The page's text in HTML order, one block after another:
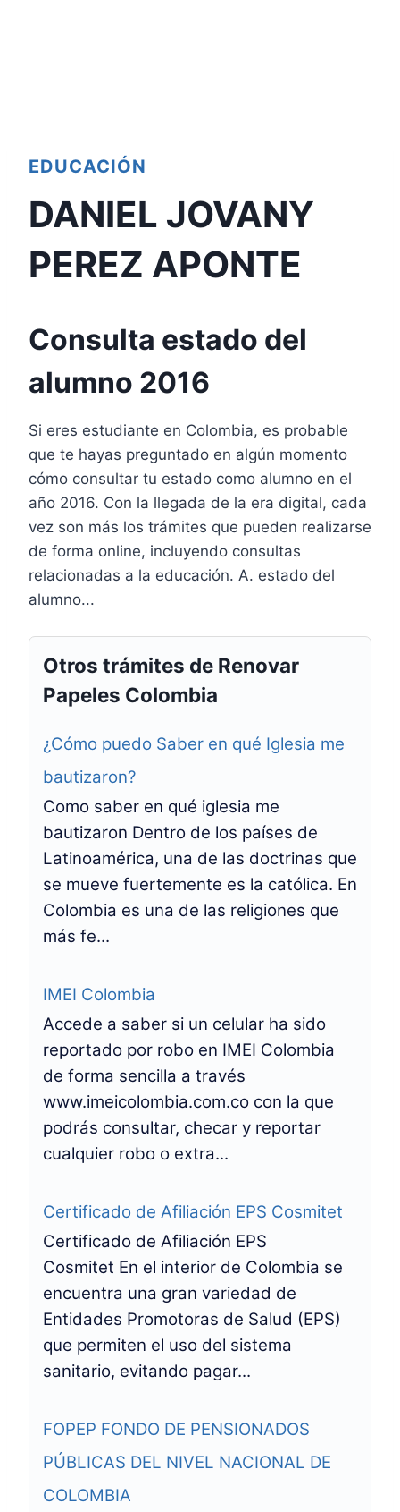
EDUCACIÓN
DANIEL JOVANY
PEREZ APONTE
Consulta estado del
alumno 2016
Si eres estudiante en Colombia, es probable
que te hayas preguntado en algún momento
cómo consultar tu estado como alumno en el
año 2016. Con la llegada de la era digital, cada
vez son más los trámites que pueden realizarse
de forma online, incluyendo consultas
relacionadas a la educación. A. estado del
alumno...
Otros trámites de Renovar
Papeles Colombia
¿Cómo puedo Saber en qué Iglesia me
bautizaron?
Como saber en qué iglesia me
bautizaron Dentro de los países de
Latinoamérica, una de las doctrinas que
se mueve fuertemente es la católica. En
Colombia es una de las religiones que
más fe...
IMEI Colombia
Accede a saber si un celular ha sido
reportado por robo en IMEI Colombia
de forma sencilla a través
www.imeicolombia.com.co con la que
podrás consultar, checar y reportar
cualquier robo o extra...
Certificado de Afiliación EPS Cosmitet
Certificado de Afiliación EPS
Cosmitet En el interior de Colombia se
encuentra una gran variedad de
Entidades Promotoras de Salud (EPS)
que permiten el uso del sistema
sanitario, evitando pagar...
FOPEP FONDO DE PENSIONADOS
PÚBLICAS DEL NIVEL NACIONAL DE
COLOMBIA